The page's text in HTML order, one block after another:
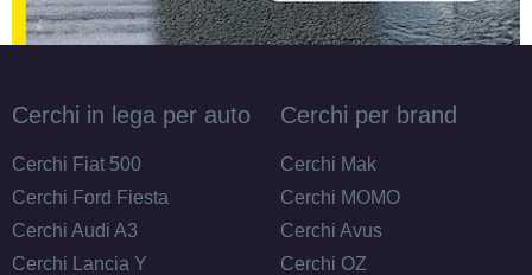
Cerchi in lega per auto
Cerchi Fiat 500
Cerchi Ford Fiesta
Cerchi Audi A3
Cerchi Lancia Y
Cerchi per brand
Cerchi Mak
Cerchi MOMO
Cerchi Avus
Cerchi OZ